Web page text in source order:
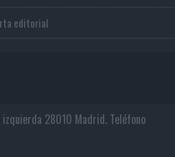
editorial
28010 Madrid. Teléfono